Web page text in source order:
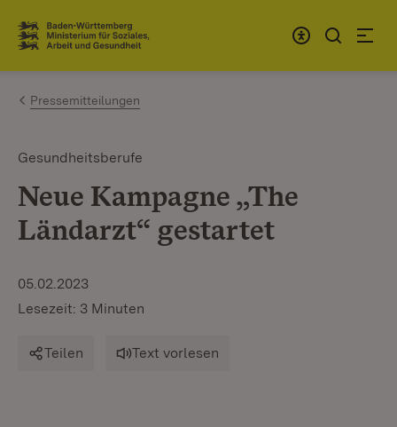
Zum Inhalt springen
Link zur Startseite
Pressemitteilungen
Gesundheitsberufe
Neue Kampagne „The
Ländarzt“ gestartet
05.02.2023
Lesezeit: 3 Minuten
Teilen Text vorlesen